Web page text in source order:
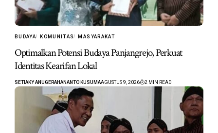
BUDAYA KOMUNITAS MASYARAKAT
Optimalkan Potensi Budaya Panjangrejo, Perkuat
Identitas Kearifan Lokal
SETIAKY ANUGERAHANANTO KUSUMAAGUSTUS 9, 2026 2 MIN READ